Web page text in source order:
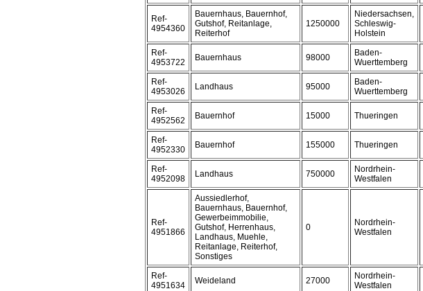
Ref-
4954360
Bauernhaus, Bauernhof,
Gutshof, Reitanlage,
Reiterhof
1250000
Niedersachsen,
Schleswig-
Holstein
Ref-
4953722
Bauernhaus 98000
Baden-
Wuerttemberg
Ref-
4953026
Landhaus 95000
Baden-
Wuerttemberg
Ref-
4952562
Bauernhof 15000 Thueringen
Ref-
4952330
Bauernhof 155000 Thueringen
Ref-
4952098
Landhaus 750000
Nordrhein-
Westfalen
Ref-
4951866
Aussiedlerhof,
Bauernhaus, Bauernhof,
Gewerbeimmobilie,
Gutshof, Herrenhaus,
Landhaus, Muehle,
Reitanlage, Reiterhof,
Sonstiges
0
Nordrhein-
Westfalen
Ref-
4951634
Weideland 27000
Nordrhein-
Westfalen